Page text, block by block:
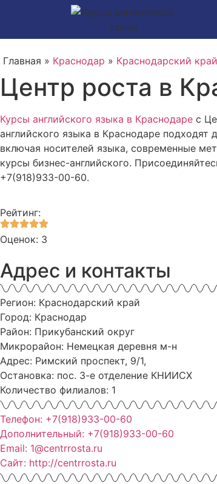
Главная » Краснодар » Краснодарский край
Центр роста в
Курсы английского языка в Краснодаре с
английского языка в Краснодаре
включая носителей языка, современные
курсы бизнес-английского.
+7(918)933-00-60.
Рейтинг:
Оценок: 3
Адрес и контакты
Регион: Краснодарский край
Город: Краснодар
Район: Прикубанский округ
Микрорайон: Немецкая деревня м-н
Адрес: Римский проспект, 9/1,
Остановка: пос. 3-е отделение КНИИСХ
Количество филиалов: 1
Телефон: +7(918)933-00-60
Дополнительный: +7(918)933-00-60
Email: 1@centrrosta.ru
Сайт: http://centrrosta.ru